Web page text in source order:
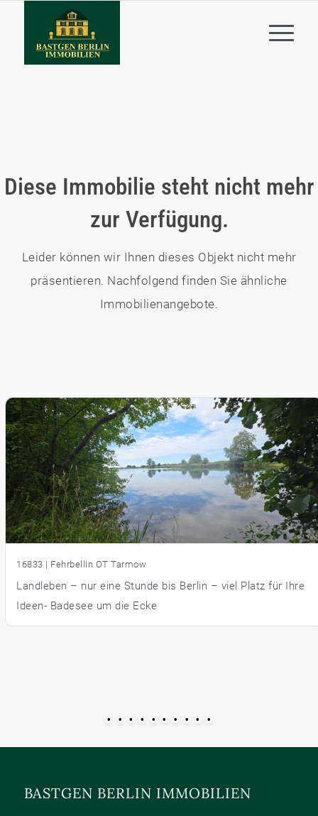
Diese Immobilie steht nicht mehr
zur Verfügung.
Leider können wir Ihnen dieses Objekt nicht mehr
präsentieren. Nachfolgend finden Sie ähnliche
Immobilienangebote.
16833 | Fehrbellin OT Tarmow
Landleben – nur eine Stunde bis Berlin – viel Platz für Ihre
Ideen- Badesee um die Ecke
• • • • • • • • • •
BASTGEN BERLIN IMMOBILIEN